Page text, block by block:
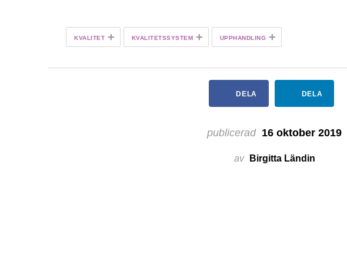
KVALITET + KVALITETSSYSTEM + UPPHANDLING +
DELA DELA
publicerad 16 oktober 2019
av Birgitta Ländin